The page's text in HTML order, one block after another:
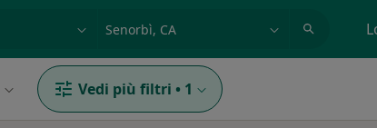
es: Roma
Vedi più filtri • 1